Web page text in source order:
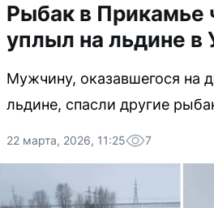
Рыбак в Прикамье
уплыл на льдине в
Мужчину, оказавшегося на
льдине, спасли другие
22 марта, 2026, 11:25 7